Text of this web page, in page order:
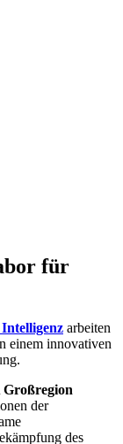
für
arbeiten
einem innovativen
der
des